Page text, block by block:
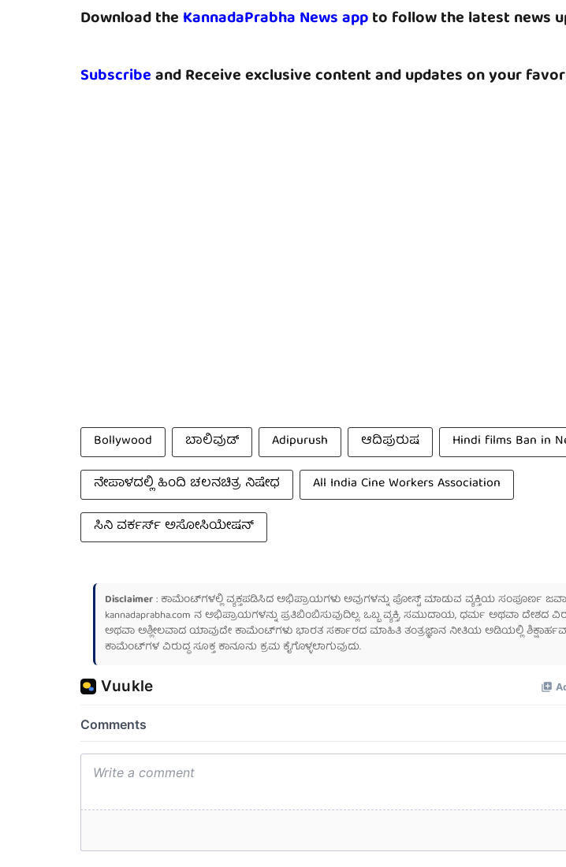
Download the KannadaPrabha News appto follow the latest news
Subscribeand Receive exclusive content and updates on your
Bollywood ಬಾಲಿವುಡ್ Adipurush ಆದಿಪುರುಷ
Hindi films Ban in
ನೇಪಾಳದಲ್ಲಿ ಹಿಂದಿ ಚಲನಚಿತ್ರ ನಿಷೇಧ
All India Cine Workers Association
ಸಿನಿ ವರ್ಕರ್ಸ್ ಅಸೋಸಿಯೇಷನ್
Disclaimer: ಕಾಮೆಂಟ್‌ಗಳಲ್ಲಿ ವ್ಯಕ್ತಪಡಿಸಿದ ಅಭಿಪ್ರಾಯಗಳು ಅವುಗಳನ್ನು ಪೋಸ್ಟ್ ಮಾಡುವ ವ್ಯಕ್ತಿಯ ಸಂಪೂರ್ಣ
kannadaprabha.com ನ ಅಭಿಪ್ರಾಯಗಳನ್ನು ಪ್ರತಿಬಿಂಬಿಸುವುದಿಲ್ಲ. ಒಬ್ಬ ವ್ಯಕ್ತಿ, ಸಮುದಾಯ, ಧರ್ಮ ಅಥವಾ ದೇಶದ
ಅಥವಾ ಅಶ್ಲೀಲವಾದ ಯಾವುದೇ ಕಾಮೆಂಟ್‌ಗಳು ಭಾರತ ಸರ್ಕಾರದ ಮಾಹಿತಿ ತಂತ್ರಜ್ಞಾನ ನೀತಿಯ ಅಡಿಯಲ್ಲಿ
ಕಾಮೆಂಟ್‌ಗಳ ವಿರುದ್ಧ ಸೂಕ್ತ ಕಾನೂನು ಕ್ರಮ ಕೈಗೊಳ್ಳಲಾಗುವುದು.